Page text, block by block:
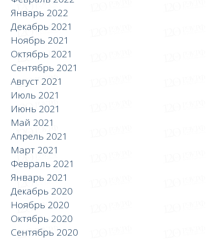
Январь 2022
Декабрь 2021
Ноябрь 2021
Октябрь 2021
Сентябрь 2021
Август 2021
Июль 2021
Июнь 2021
Май 2021
Апрель 2021
Март 2021
Февраль 2021
Январь 2021
Декабрь 2020
Ноябрь 2020
Октябрь 2020
Сентябрь 2020